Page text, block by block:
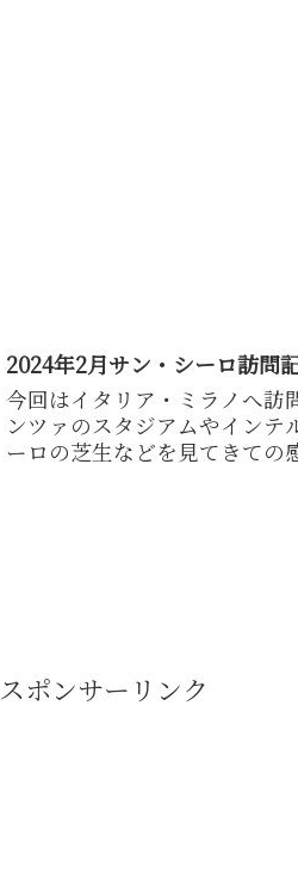
2024年2月サン・シーロ訪問
今回はイタリア・ミラノへ訪
ンツァのスタジアムやインテ
ーロの芝生などを見てきての
スポンサーリンク